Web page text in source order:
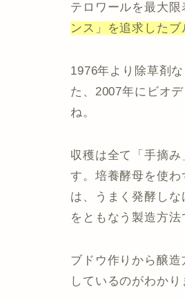
テロワールを最大限
ンス」を追求した
1976年より除草剤
た、2007年に ビオ
ね。
収穫は全て 「手摘み
す。培養酵母を使わ
は、うまく発酵し
をともなう製造方法
ブドウ作りから醸造
しているのがわかり